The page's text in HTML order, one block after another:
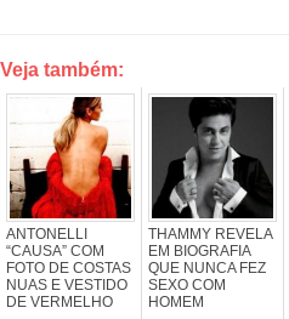
Veja também:
ANTONELLI
“CAUSA” COM
FOTO DE COSTAS
NUAS E VESTIDO
DE VERMELHO
THAMMY REVELA
EM BIOGRAFIA
QUE NUNCA FEZ
SEXO COM
HOMEM